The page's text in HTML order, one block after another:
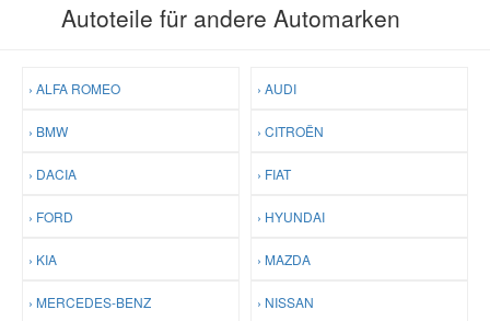
Autoteile für andere Automarken
› ALFA ROMEO › AUDI
› BMW › CITROËN
› DACIA › FIAT
› FORD › HYUNDAI
› KIA › MAZDA
› MERCEDES-BENZ › NISSAN